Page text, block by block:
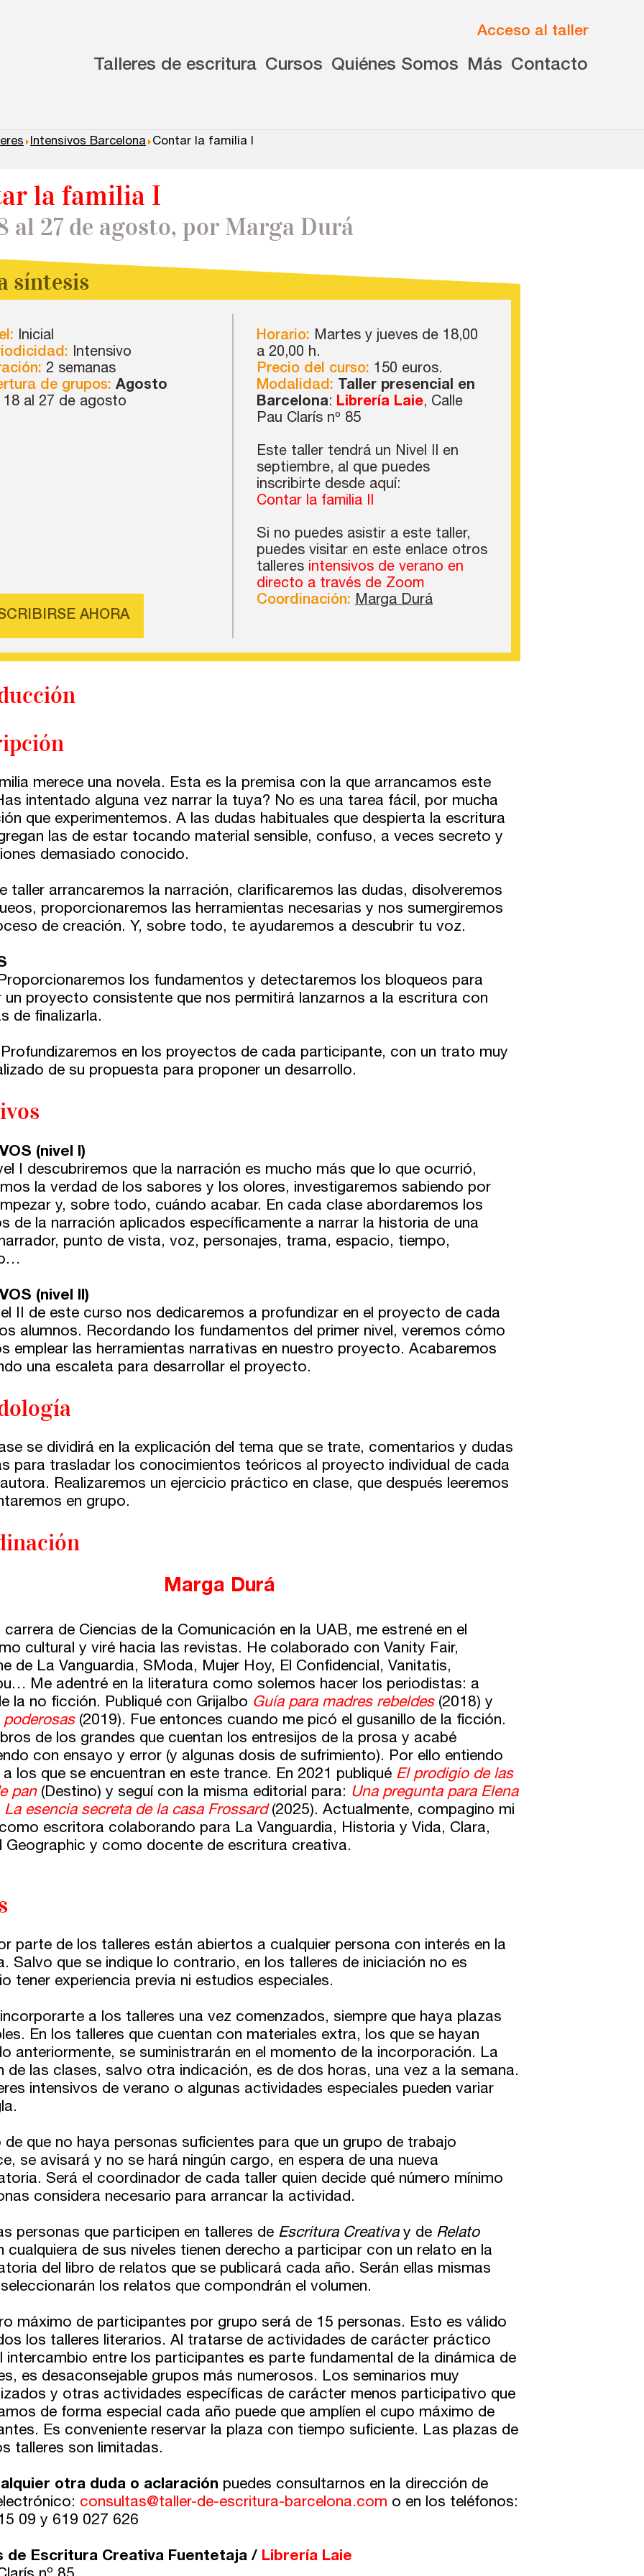
Acceso al taller
Talleres de escritura Cursos Quiénes Somos Más Contacto
Intensivos Barcelona Contar la familia I
la familia I
al 27 de agosto, por Marga Durá
síntesis
Inicial
Intensivo
2 semanas
de grupos: Agosto
18 al 27 de agosto
AHORA
Horario: Martes y jueves de 18,00
a 20,00 h.
Precio del curso: 150 euros.
Modalidad: Taller presencial en
Barcelona: Librería Laie, Calle
Pau Clarís nº 85
Este taller tendrá un Nivel II en
septiembre, al que puedes
inscribirte desde aquí:
Contar la familia II
Si no puedes asistir a este taller,
puedes visitar en este enlace otros
talleres intensivos de verano en
directo a través de Zoom
Coordinación: Marga Durá
merece una novela. Esta es la premisa con la que arrancamos este
intentado alguna vez narrar la tuya? No es una tarea fácil, por mucha
que experimentemos. A las dudas habituales que despierta la escritura
las de estar tocando material sensible, confuso, a veces secreto y
demasiado conocido.
taller arrancaremos la narración, clarificaremos las dudas, disolveremos
proporcionaremos las herramientas necesarias y nos sumergiremos
de creación. Y, sobre todo, te ayudaremos a descubrir tu voz.
los fundamentos y detectaremos los bloqueos para
un proyecto consistente que nos permitirá lanzarnos a la escritura con
de finalizarla.
en los proyectos de cada participante, con un trato muy
de su propuesta para proponer un desarrollo.
(nivel I)
I descubriremos que la narración es mucho más que lo que ocurrió,
la verdad de los sabores y los olores, investigaremos sabiendo por
y, sobre todo, cuándo acabar. En cada clase abordaremos los
de la narración aplicados específicamente a narrar la historia de una
punto de vista, voz, personajes, trama, espacio, tiempo,
(nivel II)
II de este curso nos dedicaremos a profundizar en el proyecto de cada
alumnos. Recordando los fundamentos del primer nivel, veremos cómo
emplear las herramientas narrativas en nuestro proyecto. Acabaremos
una escaleta para desarrollar el proyecto.
se dividirá en la explicación del tema que se trate, comentarios y dudas
para trasladar los conocimientos teóricos al proyecto individual de cada
Realizaremos un ejercicio práctico en clase, que después leeremos
en grupo.
Marga Durá
carrera de Ciencias de la Comunicación en la UAB, me estrené en el
cultural y viré hacia las revistas. He colaborado con Vanity Fair,
de La Vanguardia, SModa, Mujer Hoy, El Confidencial, Vanitatis,
Me adentré en la literatura como solemos hacer los periodistas: a
la no ficción. Publiqué con Grijalbo Guía para madres rebeldes(2018) y
poderosas(2019). Fue entonces cuando me picó el gusanillo de la ficción.
de los grandes que cuentan los entresijos de la prosa y acabé
con ensayo y error (y algunas dosis de sufrimiento). Por ello entiendo
a los que se encuentran en este trance. En 2021 publiqué El prodigio de las
pan(Destino) y seguí con la misma editorial para: Una pregunta para Elena
La esencia secreta de la casa Frossard(2025). Actualmente, compagino mi
escritora colaborando para La Vanguardia, Historia y Vida, Clara,
Geographic y como docente de escritura creativa.
parte de los talleres están abiertos a cualquier persona con interés en la
Salvo que se indique lo contrario, en los talleres de iniciación no es
tener experiencia previa ni estudios especiales.
a los talleres una vez comenzados, siempre que haya plazas
En los talleres que cuentan con materiales extra, los que se hayan
anteriormente, se suministrarán en el momento de la incorporación. La
de las clases, salvo otra indicación, es de dos horas, una vez a la semana.
intensivos de verano o algunas actividades especiales pueden variar
de que no haya personas suficientes para que un grupo de trabajo
se avisará y no se hará ningún cargo, en espera de una nueva
Será el coordinador de cada taller quien decide qué número mínimo
considera necesario para arrancar la actividad.
personas que participen en talleres de Escritura Creativay de Relato
cualquiera de sus niveles tienen derecho a participar con un relato en la
del libro de relatos que se publicará cada año. Serán ellas mismas
los relatos que compondrán el volumen.
máximo de participantes por grupo será de 15 personas. Esto es válido
los talleres literarios. Al tratarse de actividades de carácter práctico
intercambio entre los participantes es parte fundamental de la dinámica de
es desaconsejable grupos más numerosos. Los seminarios muy
y otras actividades específicas de carácter menos participativo que
de forma especial cada año puede que amplíen el cupo máximo de
Es conveniente reservar la plaza con tiempo suficiente. Las plazas de
talleres son limitadas.
otra duda o aclaración puedes consultarnos en la dirección de
consultas@taller-de-escritura-barcelona.com o en los teléfonos:
09 y 619 027 626
de Escritura Creativa Fuentetaja / Librería Laie